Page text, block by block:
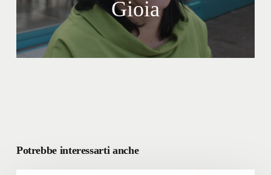
Gioia
Potrebbe interessarti anche